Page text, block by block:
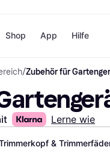
Zahlungsmethoden
Zahlungsmethoden
Sofort bezahlen
Bezahle in 3
Teilzahlungen
Bezahle in bis zu 30
Tagen
Shop
Shops
H&M
Temu
App Hilfe
/Zubehör für
Lerne wie
&